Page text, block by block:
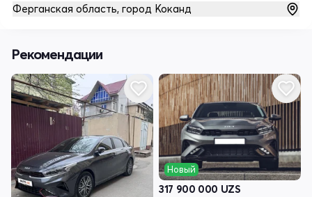
Ферганская область, город Коканд
Рекомендации
Новый
317 900 000 UZS